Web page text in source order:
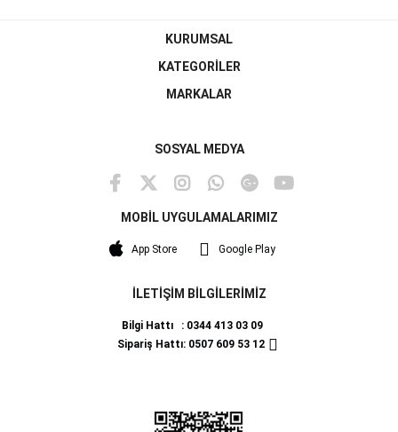
KURUMSAL
KATEGORİLER
MARKALAR
SOSYAL MEDYA
MOBİL UYGULAMALARIMIZ
App Store Google Play
İLETİŞİM BİLGİLERİMİZ
Bilgi Hattı : 0344 413 03 09
Sipariş Hattı: 0507 609 53 12